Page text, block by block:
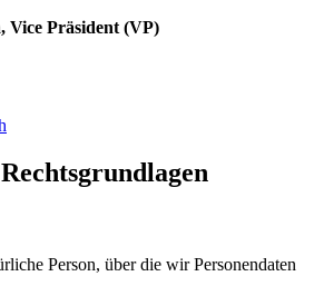
Vice Präsident (VP)
Person, über die wir Personen­daten